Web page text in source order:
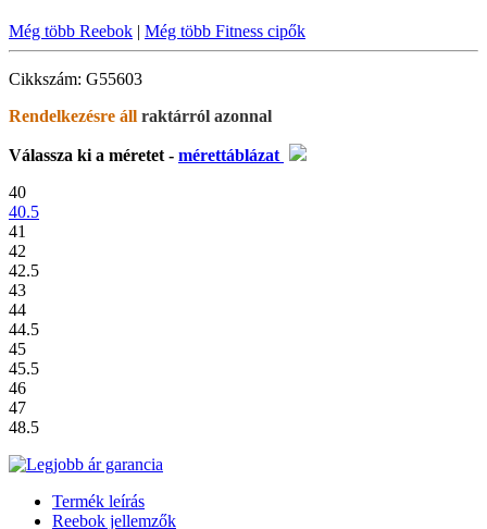
Még több Reebok | Még több Fitness cipők
Cikkszám: G55603
Rendelkezésre áll raktárról azonnal
Válassza ki a méretet - mérettáblázat
40
40.5
41
42
42.5
43
44
44.5
45
45.5
46
47
48.5
Termék leírás
Reebok jellemzők